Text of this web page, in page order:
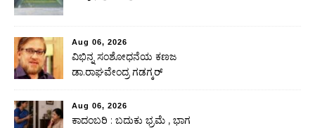
Aug 06, 2026
ವಿಭಿನ್ನ ಸಂಶೋಧನೆಯ ಕಣಜ
ಡಾ.ರಾಘವೇಂದ್ರ ಗಡಗ್ಕರ್
Aug 06, 2026
ಕಾದಂಬರಿ : ಬದುಕು ಭ್ರಮೆ , ಭಾಗ